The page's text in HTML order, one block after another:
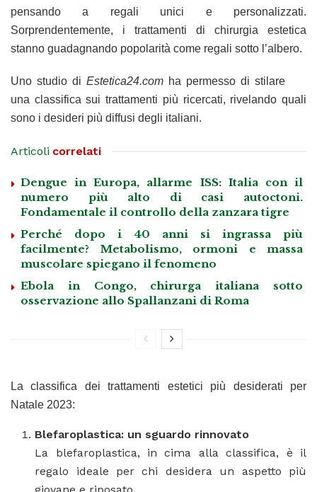
pensando a regali unici e personalizzati.
Sorprendentemente, i trattamenti di chirurgia estetica
stanno guadagnando popolarità come regali sotto l’albero.
Uno studio di Estetica24.com ha permesso di stilare
una classifica sui trattamenti più ricercati, rivelando quali
sono i desideri più diffusi degli italiani.
Articoli correlati
Dengue in Europa, allarme ISS: Italia con il
numero più alto di casi autoctoni.
Fondamentale il controllo della zanzara tigre
Perché dopo i 40 anni si ingrassa più
facilmente? Metabolismo, ormoni e massa
muscolare spiegano il fenomeno
Ebola in Congo, chirurga italiana sotto
osservazione allo Spallanzani di Roma
La classifica dei trattamenti estetici più desiderati per
Natale 2023:
Blefaroplastica: un sguardo rinnovato
La blefaroplastica, in cima alla classifica, è il
regalo ideale per chi desidera un aspetto più